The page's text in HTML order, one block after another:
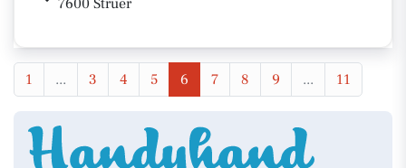
7600 Struer
1 ... 3 4 5 6 7 8 9 ... 11